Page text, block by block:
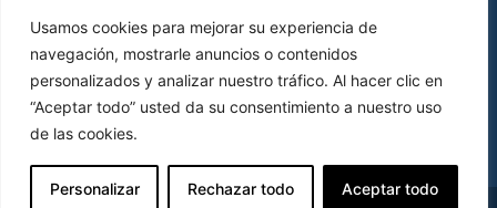
Usamos cookies para mejorar su experiencia de
navegación, mostrarle anuncios o contenidos
personalizados y analizar nuestro tráfico. Al hacer clic en
“Aceptar todo” usted da su consentimiento a nuestro uso
de las cookies.
Personalizar Rechazar todo Aceptar todo
CONTRATACIÓN
ENVÍOS Y DEVOLUCIONES